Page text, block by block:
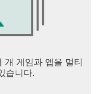
개 게임과 앱을 멀티
습니다.